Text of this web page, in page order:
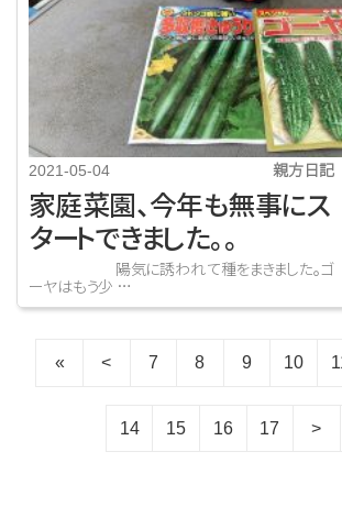
親方日記
2021-05-04
家庭菜園、今年も無事にス
タートできました。。
陽気に誘われて種をまきました。ゴ
ーヤはもう少 …
« < 7 8 9 10
14 15 16 17 >